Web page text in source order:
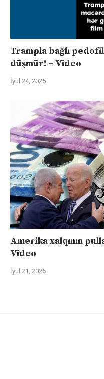
Trampla bağlı
düşmür! – Video
İyul 24, 2025
Amerika xalqının
Video
İyul 21, 2025